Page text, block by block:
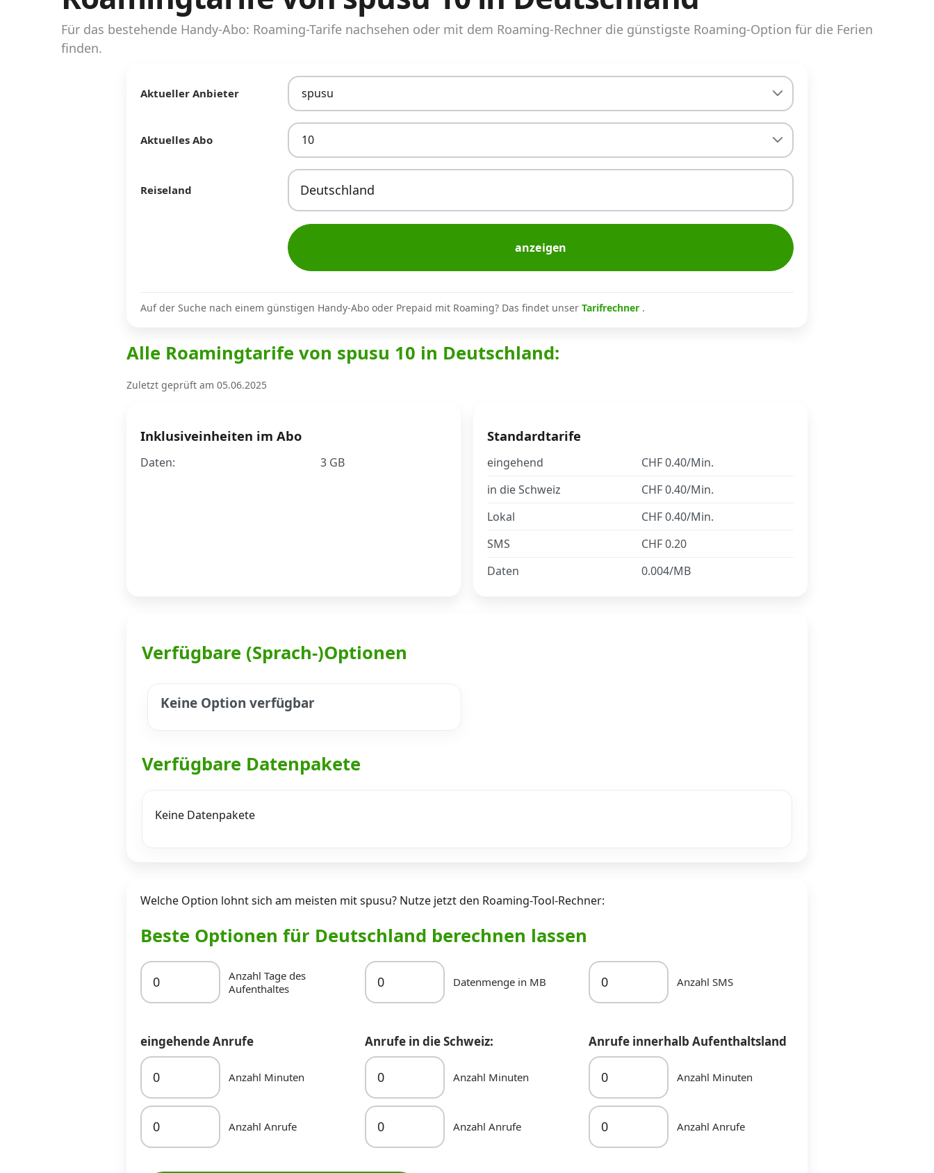
Abos für Tablets, Hotspots und Smart
Tarifrechner Handy-Abo
Alle Mobile-Vergleiche
Internet, TV, Telefon
Impressum
Für das bestehende Handy-Abo: Roaming-Tarife nachsehen oder mit dem Roaming-Rechner die günstigste Roaming-Option für die Ferien
finden.
Aktueller Anbieter spusu
Aktuelles Abo 10
Reiseland
anzeigen
Auf der Suche nach einem günstigen Handy-Abo oder Prepaid mit Roaming? Das findet unser Tarifrechner .
Alle Roamingtarife von spusu 10 in Deutschland:
Zuletzt geprüft am 05.06.2025
Inklusiveinheiten im Abo
Daten: 3 GB
Standardtarife
eingehend
CHF 0.40/Min.
in die Schweiz
CHF 0.40/Min.
Lokal
CHF 0.40/Min.
SMS
CHF 0.20
Daten
0.004/MB
Verfügbare (Sprach-)Optionen
Keine Option verfügbar
Verfügbare Datenpakete
Keine Datenpakete
Welche Option lohnt sich am meisten mit spusu? Nutze jetzt den Roaming-Tool-Rechner:
Beste Optionen für Deutschland berechnen lassen
Anzahl Tage des
Aufenthaltes
Datenmenge in MB Anzahl SMS
eingehende Anrufe
Anzahl Minuten
Anzahl Anrufe
Anrufe in die Schweiz:
Anzahl Minuten
Anzahl Anrufe
Anrufe innerhalb Aufenthaltsland
Anzahl Minuten
Anzahl Anrufe